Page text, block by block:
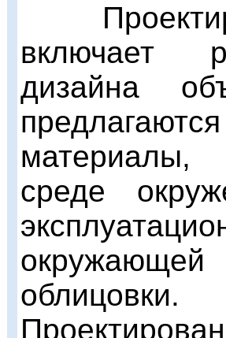
включает
дизайна
материалы,
среде
облицовки.